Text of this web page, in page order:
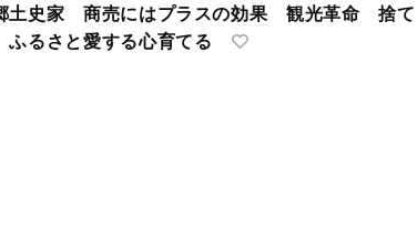
土史家 商売にはプラスの効果 観光革命 捨て
るさと愛する心育てる